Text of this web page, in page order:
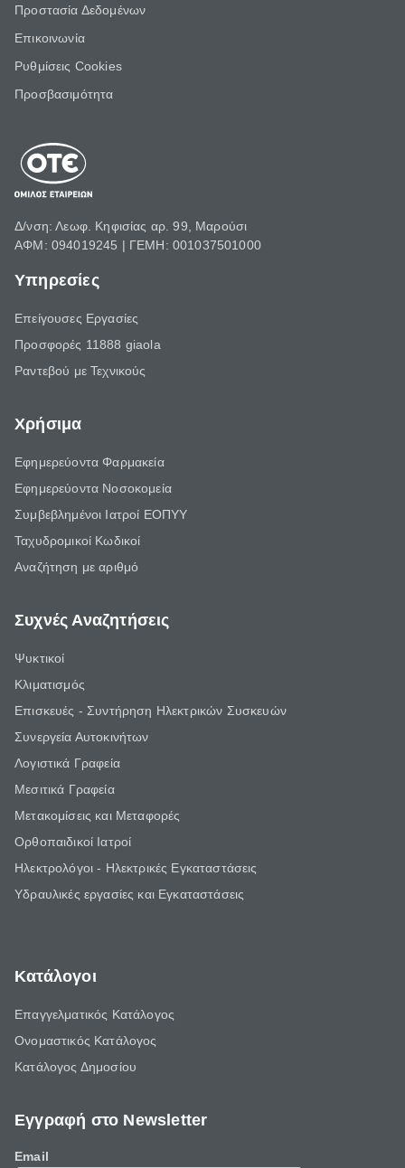
Προστασία Δεδομένων
Επικοινωνία
Ρυθμίσεις Cookies
Προσβασιμότητα
Δ/νση: Λεωφ. Κηφισίας αρ. 99, Μαρούσι
ΑΦΜ: 094019245 | ΓΕΜΗ: 001037501000
Υπηρεσίες
Επείγουσες Εργασίες
Προσφορές 11888 giaola
Ραντεβού με Τεχνικούς
Χρήσιμα
Εφημερεύοντα Φαρμακεία
Εφημερεύοντα Νοσοκομεία
Συμβεβλημένοι Ιατροί ΕΟΠΥΥ
Ταχυδρομικοί Κωδικοί
Αναζήτηση με αριθμό
Συχνές Αναζητήσεις
Ψυκτικοί
Κλιματισμός
Επισκευές - Συντήρηση Ηλεκτρικών Συσκευών
Συνεργεία Αυτοκινήτων
Λογιστικά Γραφεία
Μεσιτικά Γραφεία
Μετακομίσεις και Μεταφορές
Ορθοπαιδικοί Ιατροί
Ηλεκτρολόγοι - Ηλεκτρικές Εγκαταστάσεις
Υδραυλικές εργασίες και Εγκαταστάσεις
Κατάλογοι
Επαγγελματικός Κατάλογος
Ονομαστικός Κατάλογος
Κατάλογος Δημοσίου
Εγγραφή στο Newsletter
Email